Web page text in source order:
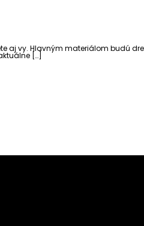
aj vy. Hlavným materiálom budú
[…]